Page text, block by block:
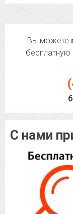
Вы можете
бесплатную
С нами